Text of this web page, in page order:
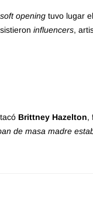
soft opening tuvo lugar
influencers,
Brittney Hazelton,
de masa madre